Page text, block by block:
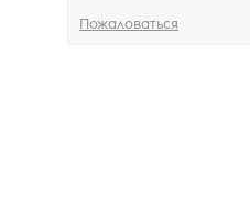
Пожаловаться